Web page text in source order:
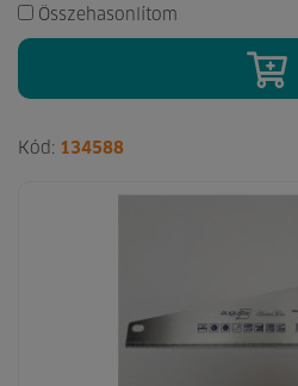
Összehasonlítom
Kód: 134588